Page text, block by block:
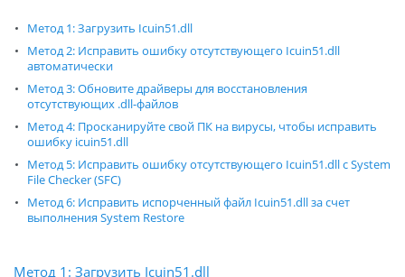
Метод 1: Загрузить Icuin51.dll
Метод 2: Исправить ошибку отсутствующего Icuin51.dll
автоматически
Метод 3: Обновите драйверы для восстановления
отсутствующих .dll-файлов
Метод 4: Просканируйте свой ПК на вирусы, чтобы исправить
ошибку icuin51.dll
Метод 5: Исправить ошибку отсутствующего Icuin51.dll с System
File Checker (SFC)
Метод 6: Исправить испорченный файл Icuin51.dll за счет
выполнения System Restore
Метод 1: Загрузить Icuin51.dll